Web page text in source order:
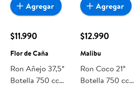
$11.990
Flor de Caña
Ron Añejo 37,5°
Botella 750 cc
Agregar
$12.990
Malibu
Ron Coco 21°
Botella 750 cc
Agregar